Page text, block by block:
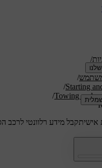
/
/
/
Starting
/
Towing and
/
אישיתקבל מידע רלוונטי לרכב